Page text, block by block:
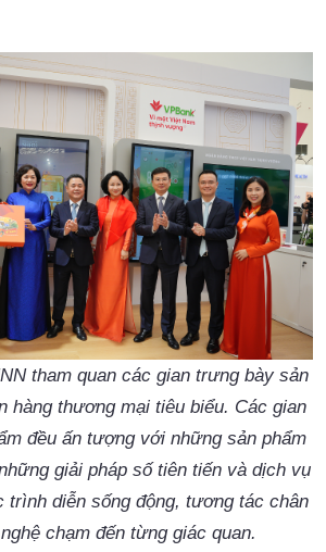
tham quan các gian trưng bày sản
hàng thương mại tiêu biểu. Các gian
đều ấn tượng với những sản phẩm
giải pháp số tiên tiến và dịch vụ
trình diễn sống động, tương tác chân
chạm đến từng giác quan.